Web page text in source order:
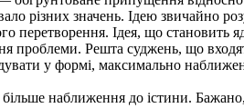
різних значень. Ідею звичайно
перетворення. Ідея, що становить
проблеми. Решта суджень, що
у формі, максимально
наближення до істини.